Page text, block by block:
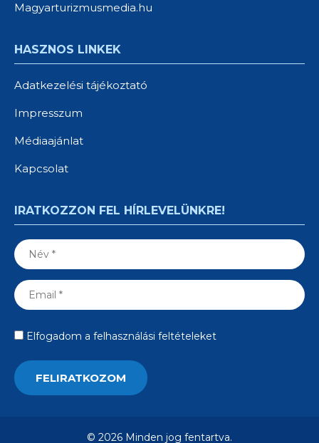
Magyarturizmusmedia.hu
HASZNOS LINKEK
Adatkezelési tájékoztató
Impresszum
Médiaajánlat
Kapcsolat
IRATKOZZON FEL HÍRLEVELÜNKRE!
Elfogadom a felhasználási feltételeket
© 2026 Minden jog fentartva.